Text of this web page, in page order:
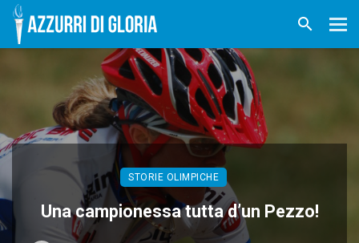
STORIE OLIMPICHE
Una campionessa tutta d’un Pezzo!